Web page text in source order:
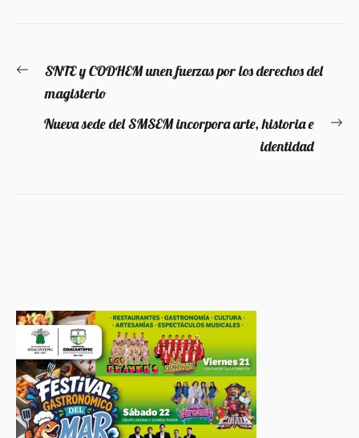
Navegación
entradas
Entrada
anterior:
SNTE y CODHEM unen fuerzas por los derechos del
magisterio
Nueva sede del SMSEM incorpora arte, historia e
identidad